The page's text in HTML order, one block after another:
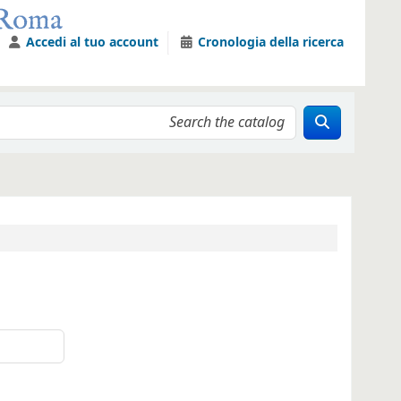
Accedi al tuo account Cronologia della ricerca